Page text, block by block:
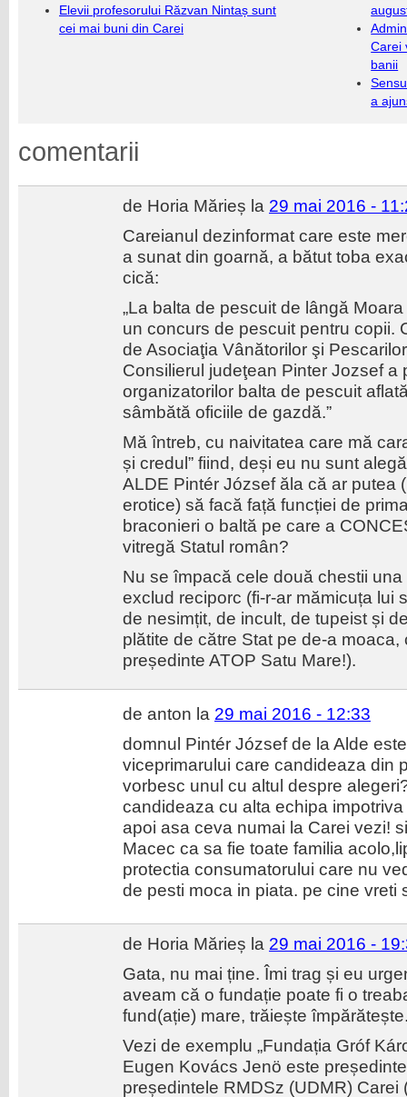
Elevii profesorului Răzvan Nintaș sunt
cei mai buni din Carei
Carei
banii
a
comentarii
de Horia Mărieș la 29 mai 2016 -
Careianul dezinformat care este
a sunat din goarnă, a bătut toba
cică:
„La balta de pescuit de lângă
un concurs de pescuit pentru copii.
de Asociaţia Vânătorilor şi
Consilierul judeţean Pinter Jozsef a
organizatorilor balta de pescuit
sâmbătă oficiile de gazdă.”
Mă întreb, cu naivitatea care mă
și credul” fiind, deși eu nu sunt
ALDE Pintér József ăla că ar putea
erotice) să facă față funcției de
braconieri o baltă pe care a
vitregă Statul român?
Nu se împacă cele două chestii
exclud reciporc (fi-r-ar mămicuța lui
de nesimțit, de incult, de tupeist și
plătite de către Stat pe de-a
președinte ATOP Satu Mare!).
de anton la 29 mai 2016 - 12:33
domnul Pintér József de la Alde
viceprimarului care candideaza din
vorbesc unul cu altul despre
candideaza cu alta echipa
apoi asa ceva numai la Carei vezi!
Macec ca sa fie toate familia
protectia consumatorului care nu
de pesti moca in piata. pe cine vreti
de Horia Mărieș la 29 mai 2016 -
Gata, nu mai ține. Îmi trag și eu
aveam că o fundație poate fi o
fund(ație) mare, trăiește
Vezi de exemplu „Fundația Gróf
Eugen Kovács Jenö este
președintele RMDSz (UDMR) Carei